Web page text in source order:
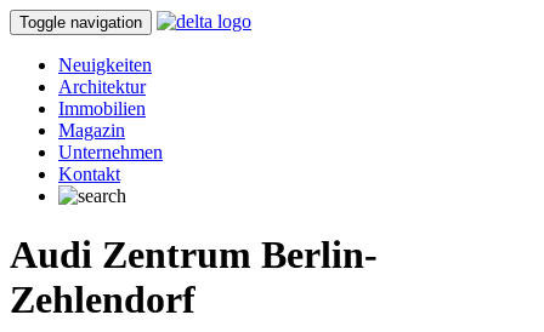
Toggle navigation
Neuigkeiten
Architektur
Immobilien
Magazin
Unternehmen
Kontakt
Audi Zentrum Berlin-
Zehlendorf